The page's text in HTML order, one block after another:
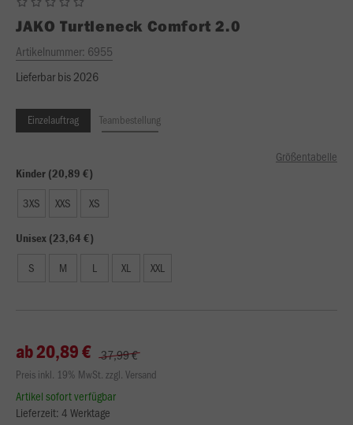
JAKO Turtleneck Comfort 2.0
Artikelnummer: 6955
Lieferbar bis 2026
Einzelauftrag Teambestellung
Größentabelle
Kinder (20,89 €)
3XS XXS XS
Unisex (23,64 €)
S M L XL XXL
ab 20,89 € 37,99 €
Preis inkl. 19% MwSt. zzgl. Versand
Artikel sofort verfügbar
Lieferzeit: 4 Werktage